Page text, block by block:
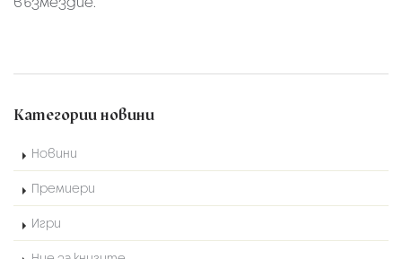
Категории новини
Новини
Премиери
Игри